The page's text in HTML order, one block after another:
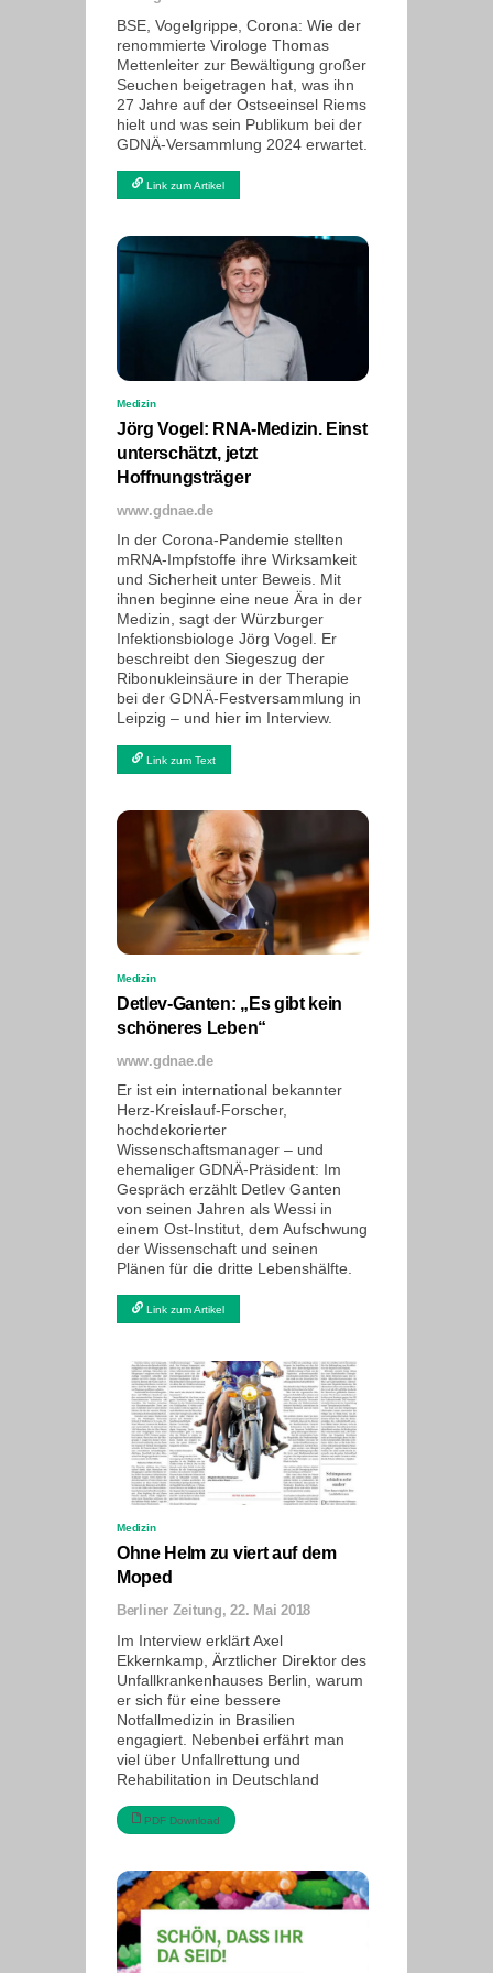
BSE, Vogelgrippe, Corona: Wie der
renommierte Virologe Thomas
Mettenleiter zur Bewältigung großer
Seuchen beigetragen hat, was ihn
27 Jahre auf der Ostseeinsel Riems
hielt und was sein Publikum bei der
GDNÄ-Versammlung 2024 erwartet.
Link zum Artikel
Medizin
Jörg Vogel: RNA-Medizin. Einst
unterschätzt, jetzt
Hoffnungsträger
www.gdnae.de
In der Corona-Pandemie stellten
mRNA-Impfstoffe ihre Wirksamkeit
und Sicherheit unter Beweis. Mit
ihnen beginne eine neue Ära in der
Medizin, sagt der Würzburger
Infektionsbiologe Jörg Vogel. Er
beschreibt den Siegeszug der
Ribonukleinsäure in der Therapie
bei der GDNÄ-Festversammlung in
Leipzig – und hier im Interview.
Link zum Text
Medizin
Detlev-Ganten: „Es gibt kein
schöneres Leben“
www.gdnae.de
Er ist ein international bekannter
Herz-Kreislauf-Forscher,
hochdekorierter
Wissenschaftsmanager – und
ehemaliger GDNÄ-Präsident: Im
Gespräch erzählt Detlev Ganten
von seinen Jahren als Wessi in
einem Ost-Institut, dem Aufschwung
der Wissenschaft und seinen
Plänen für die dritte Lebenshälfte.
Link zum Artikel
Medizin
Ohne Helm zu viert auf dem
Moped
Berliner Zeitung, 22. Mai 2018
Im Interview erklärt Axel
Ekkernkamp, Ärztlicher Direktor des
Unfallkrankenhauses Berlin, warum
er sich für eine bessere
Notfallmedizin in Brasilien
engagiert. Nebenbei erfährt man
viel über Unfallrettung und
Rehabilitation in Deutschland
PDF Download